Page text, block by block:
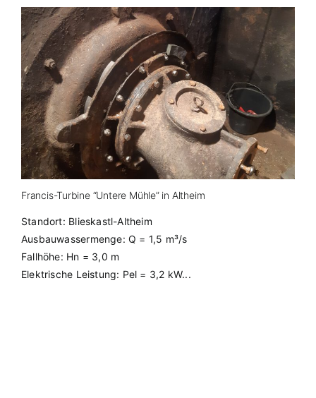
Francis-Turbine “Untere Mühle” in Altheim
Standort: Blieskastl-Altheim
Ausbauwassermenge: Q = 1,5 m³/s
Fallhöhe: Hn = 3,0 m
Elektrische Leistung: Pel = 3,2 kW...